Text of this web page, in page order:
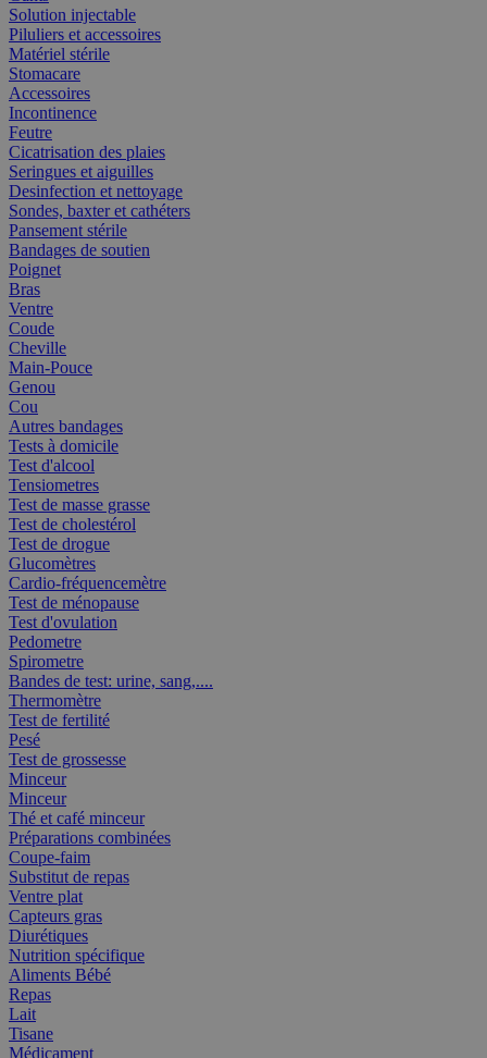
Solution injectable
Piluliers et accessoires
Matériel stérile
Stomacare
Accessoires
Incontinence
Feutre
Cicatrisation des plaies
Seringues et aiguilles
Desinfection et nettoyage
Sondes, baxter et cathéters
Pansement stérile
Bandages de soutien
Poignet
Bras
Ventre
Coude
Cheville
Main-Pouce
Genou
Cou
Autres bandages
Tests à domicile
Test d'alcool
Tensiometres
Test de masse grasse
Test de cholestérol
Test de drogue
Glucomètres
Cardio-fréquencemètre
Test de ménopause
Test d'ovulation
Pedometre
Spirometre
Bandes de test: urine, sang,....
Thermomètre
Test de fertilité
Pesé
Test de grossesse
Minceur
Minceur
Thé et café minceur
Préparations combinées
Coupe-faim
Substitut de repas
Ventre plat
Capteurs gras
Diurétiques
Nutrition spécifique
Aliments Bébé
Repas
Lait
Tisane
Médicament